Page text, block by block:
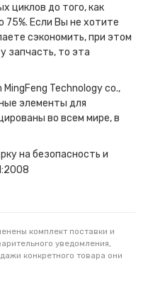
циклов до того, как
75%. Если Вы не хотите
сэкономить, при этом
запчасть, то эта
Technology co.,
элементы для
во всем мире, в
на безопасность и
комплект поставки и
уведомления,
конкретного товара они